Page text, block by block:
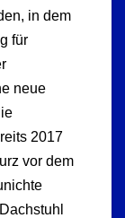
in dem
für
neue
2017
vor dem